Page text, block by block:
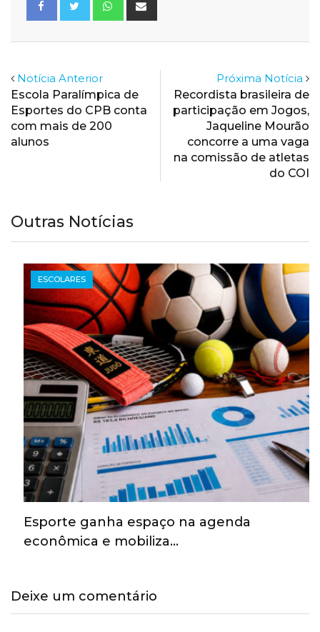
Notícia Anterior
Escola Paralímpica de
Esportes do CPB conta
com mais de 200
alunos
Próxima Notícia
Recordista brasileira de
participação em Jogos,
Jaqueline Mourão
concorre a uma vaga
na comissão de atletas
do COI
Outras Notícias
ESCOLARES
Esporte ganha espaço na agenda
econômica e mobiliza…
Deixe um comentário